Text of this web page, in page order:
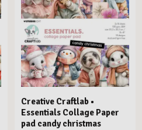
Creative Craftlab •
Essentials Collage Paper
pad candy christmas